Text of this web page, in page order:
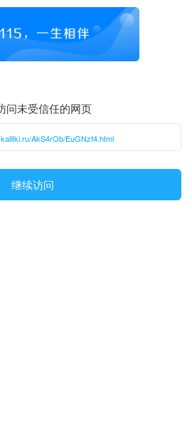
问未受信任的网页
AkS4rOb/EuGNzf4.html
继续访问